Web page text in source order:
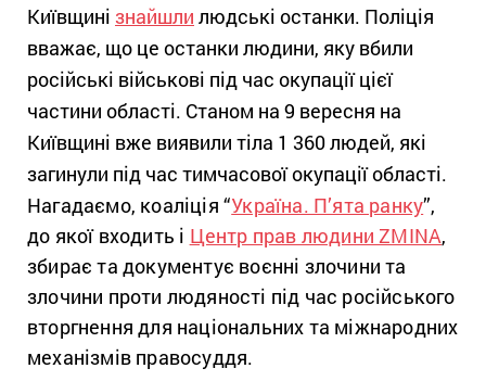
Київщині знайшли людські останки. Поліція
вважає, що це останки людини, яку вбили
російські військові під час окупації цієї
частини області. Станом на 9 вересня на
Київщині вже виявили тіла 1 360 людей, які
загинули під час тимчасової окупації області.
Нагадаємо, коаліція “Україна. П’ята ранку”,
до якої входить і Центр прав людини ZMINA,
збирає та документує воєнні злочини та
злочини проти людяності під час російського
вторгнення для національних та міжнародних
механізмів правосуддя.